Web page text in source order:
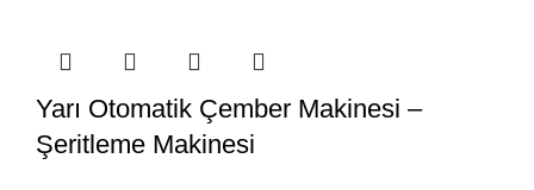
Yarı Otomatik Çember Makinesi –
Şeritleme Makinesi